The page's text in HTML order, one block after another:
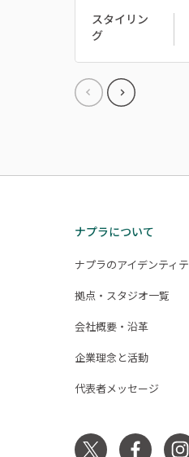
スタイリン
グ
ナプラについて
ナプラのアイデンティ
拠点・スタジオ一覧
会社概要・沿革
企業理念と活動
代表者メッセージ